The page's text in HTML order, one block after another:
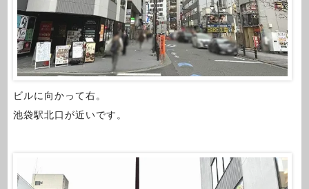
ビルに向かって右。
池袋駅北口が近いです。